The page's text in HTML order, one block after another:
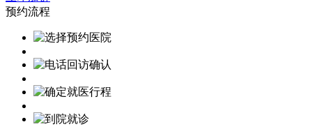
预约流程